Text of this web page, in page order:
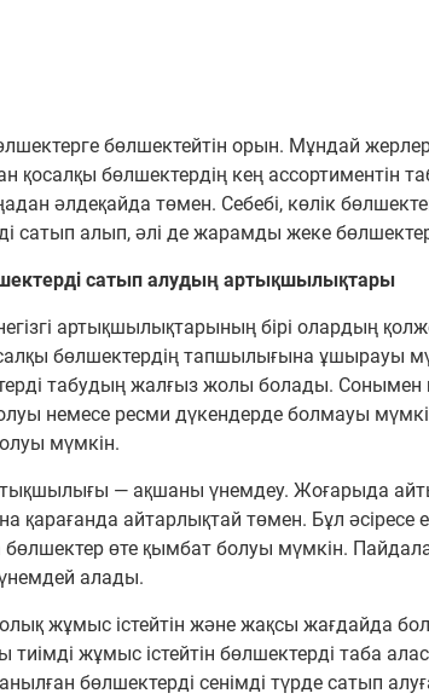
бөлшектейтін орын. Мұндай
қосалқы бөлшектердің кең ассортиментін
әлдеқайда төмен. Себебі, көлік
сатып алып, әлі де жарамды жеке
сатып алудың артықшылықтары
артықшылықтарының бірі олардың
бөлшектердің тапшылығына ұшырауы
табудың жалғыз жолы болады. Сонымен
немесе ресми дүкендерде болмауы
мүмкін.
— ақшаны үнемдеу. Жоғарыда
айтарлықтай төмен. Бұл әсіресе
бөлшектер өте қымбат болуы мүмкін.
алады.
жұмыс істейтін және жақсы жағдайда
жұмыс істейтін бөлшектерді таба
бөлшектерді сенімді түрде сатып